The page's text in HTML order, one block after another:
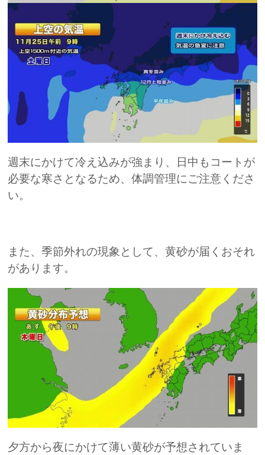
週末にかけて冷え込みが強まり、日中もコートが
必要な寒さとなるため、体調管理にご注意くださ
い。
また、季節外れの現象として、黄砂が届くおそれ
があります。
夕方から夜にかけて薄い黄砂が予想されていま